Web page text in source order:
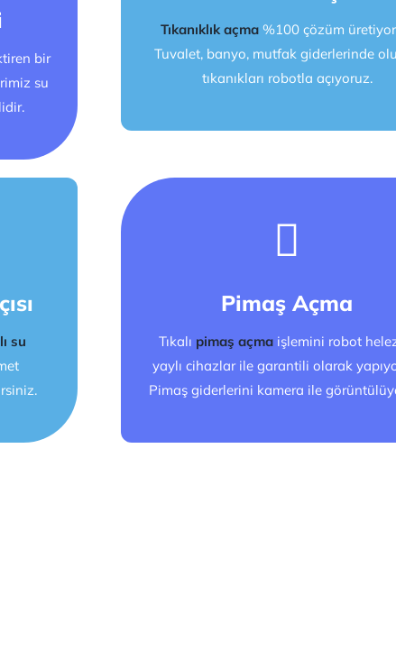
bir
su
Tıkanıklık açma%100 çözüm
Tuvalet, banyo, mutfak giderlerinde
tıkanıkları robotla açıyoruz.
su
Pimaş Açma
Tıkalı pimaş açma işlemini robot
yaylı cihazlar ile garantili olarak
Pimaş giderlerini kamera ile